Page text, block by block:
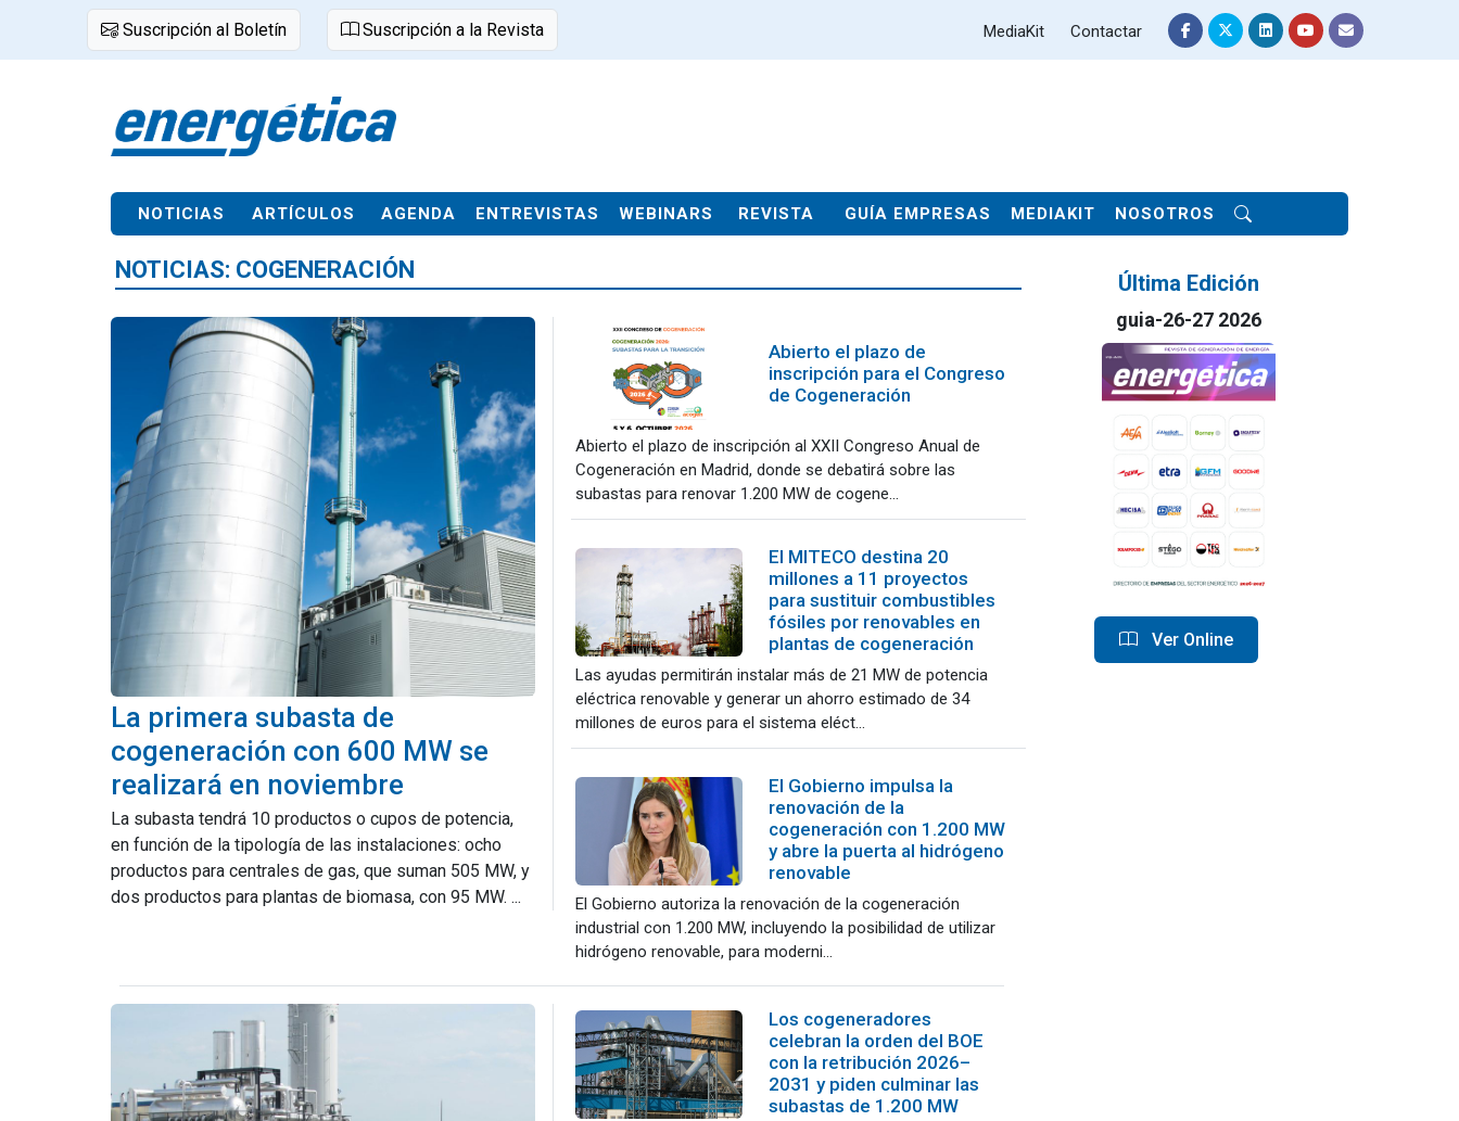
Suscripción al Boletín Suscripción a la Revista MediaKit Contactar
NOTICIAS ARTÍCULOS AGENDA ENTREVISTAS WEBINARS REVISTA GUÍA EMPRESAS MEDIAKIT NOSOTROS
NOTICIAS: COGENERACIÓN
La primera subasta de
cogeneración con 600 MW se
realizará en noviembre
La subasta tendrá 10 productos o cupos de potencia,
en función de la tipología de las instalaciones: ocho
productos para centrales de gas, que suman 505 MW, y
dos productos para plantas de biomasa, con 95 MW. ...
Abierto el plazo de
inscripción para el Congreso
de Cogeneración
Abierto el plazo de inscripción al XXII Congreso Anual de
Cogeneración en Madrid, donde se debatirá sobre las
subastas para renovar 1.200 MW de cogene...
El MITECO destina 20
millones a 11 proyectos
para sustituir combustibles
fósiles por renovables en
plantas de cogeneración
Las ayudas permitirán instalar más de 21 MW de potencia
eléctrica renovable y generar un ahorro estimado de 34
millones de euros para el sistema eléct...
El Gobierno impulsa la
renovación de la
cogeneración con 1.200 MW
y abre la puerta al hidrógeno
renovable
El Gobierno autoriza la renovación de la cogeneración
industrial con 1.200 MW, incluyendo la posibilidad de utilizar
hidrógeno renovable, para moderni...
Última Edición
guia-26-27 2026
Ver Online
Los cogeneradores
celebran la orden del BOE
con la retribución 2026–
2031 y piden culminar las
subastas de 1.200 MW